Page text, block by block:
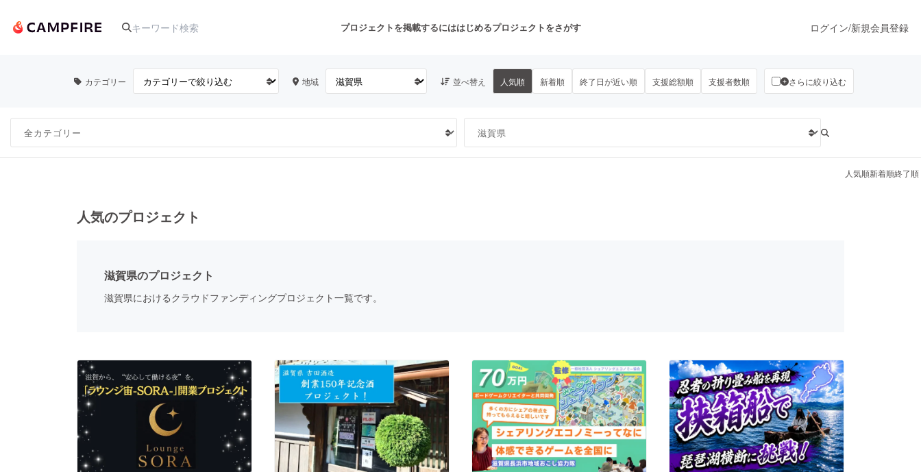
プロジェクトを掲載するにははじめるプロジェクトをさがす
人気のプロジェクト注目のリターン注目の新着プロジェクト募集終了が近いプロジェクトもうすぐ公開されます
ビジネス・起業
CAMPFIRE for Social GoodCAMPFIRE Creation
CAMPFIREふるさと納税
machi-yaコミュニティ
ログイン/新規会員登録
カテゴリー 地域 並べ替え 人気順 新着順 終了日が近い順 支援総額順 支援者数順 さらに絞り込む
人気順新着順終了順
人気のプロジェクト
滋賀県のプロジェクト
滋賀県におけるクラウドファンディングプロジェクト一覧です。